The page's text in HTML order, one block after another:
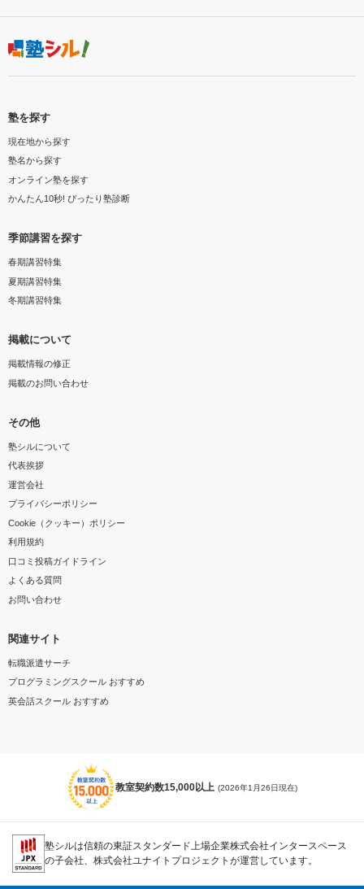
塾を探す
現在地から探す
塾名から探す
オンライン塾を探す
かんたん10秒! ぴったり塾診断
季節講習を探す
春期講習特集
夏期講習特集
冬期講習特集
掲載について
掲載情報の修正
掲載のお問い合わせ
その他
塾シルについて
代表挨拶
運営会社
プライバシーポリシー
Cookie（クッキー）ポリシー
利用規約
口コミ投稿ガイドライン
よくある質問
お問い合わせ
関連サイト
転職派遣サーチ
プログラミングスクール おすすめ
英会話スクール おすすめ
教室契約数15,000以上 (2026年1月26日現在)
塾シルは信頼の東証スタンダード上場企業株式会社インタースペース
の子会社、株式会社ユナイトプロジェクトが運営しています。